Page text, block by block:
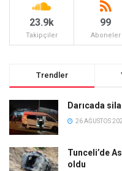
23.9k
Takipçiler
99
Aboneler
Trendler
Darıcada
26 AĞUSTOS
Tunceli’de
oldu